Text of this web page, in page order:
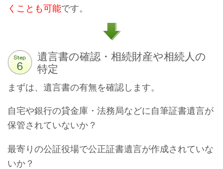
くことも可能です。
遺言書の確認・相続財産や相続人の
特定
まずは、遺言書の有無を確認します。
自宅や銀行の貸金庫・法務局などに自筆証書遺言が
保管されていないか？
最寄りの公証役場で公正証書遺言が作成されていな
いか？